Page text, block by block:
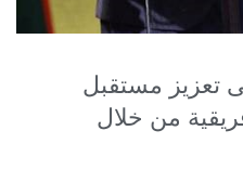
تعزيز مستقبل
من خلال